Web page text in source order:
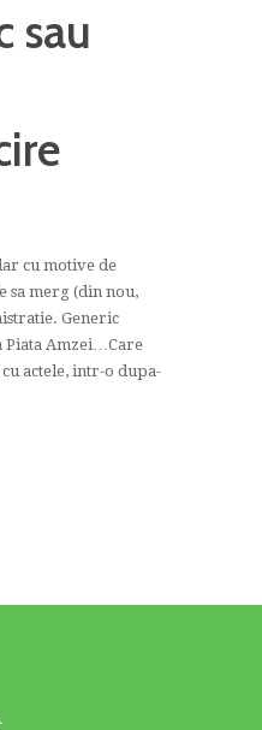
sau
cu motive de
sa merg (din nou,
Generic
Piata Amzei…Care
actele, intr-o dupa-